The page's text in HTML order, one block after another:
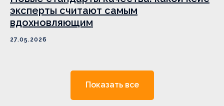
эксперты считают самым
вдохновляющим
27.05.2026
Показать все